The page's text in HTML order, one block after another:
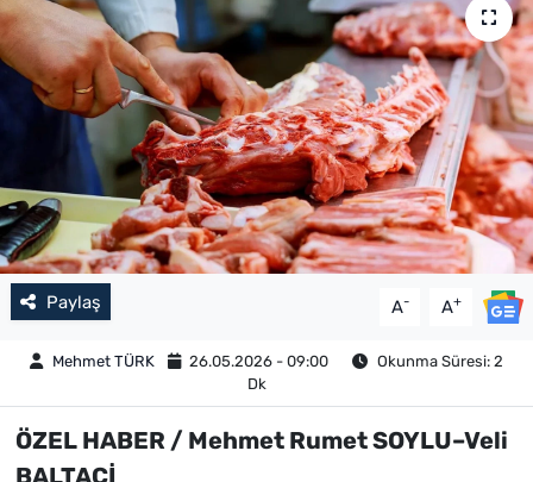
Paylaş A- A+
Mehmet TÜRK 26.05.2026 - 09:00
Okunma Süresi: 2
Dk
ÖZEL HABER / Mehmet Rumet SOYLU–Veli
BALTACİ